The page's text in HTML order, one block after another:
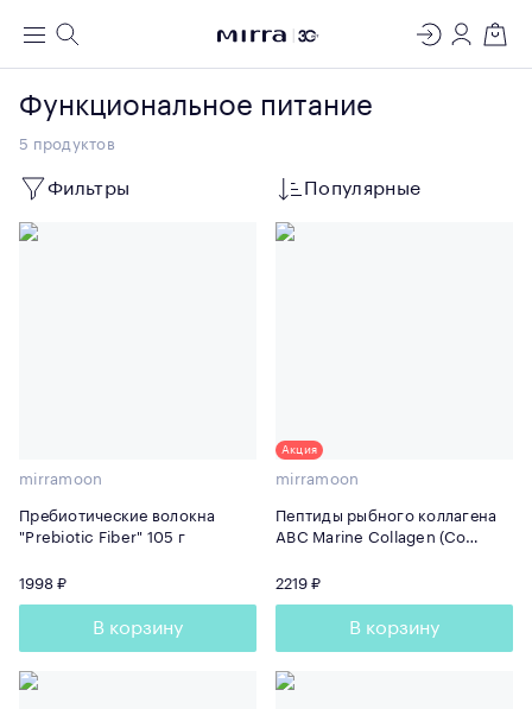
Меню Поиск
ЛАБОРАТОРИЯ
МОЛЕКУЛЯРНОЙ КОСМЕТОЛОГИИ
Регистрация
Вход
Функциональное питание
5 продуктов
Фильтры Популярные
mirramoon
Пребиотические волокна
"Prebiotic Fiber" 105 г
1998 ₽
В корзину
Акция
mirramoon
Пептиды рыбного коллагена
ABC Marine Collagen (Со
2219 ₽
В корзину